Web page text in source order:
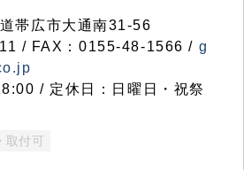
帯広市大通南31-56
/ FAX：0155-48-1566 / g
/ 定休日：日曜日・祝祭
取付可